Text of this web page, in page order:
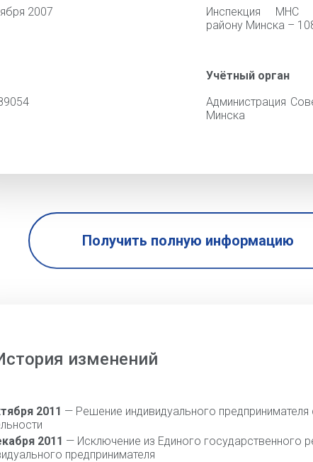
2007
Инспекция МНС
району Минска –
Учётный орган
Администрация
Минска
Получить полную информацию
изменений
2011 — Решение индивидуального
2011 — Исключение из Единого государственного
предпринимателя